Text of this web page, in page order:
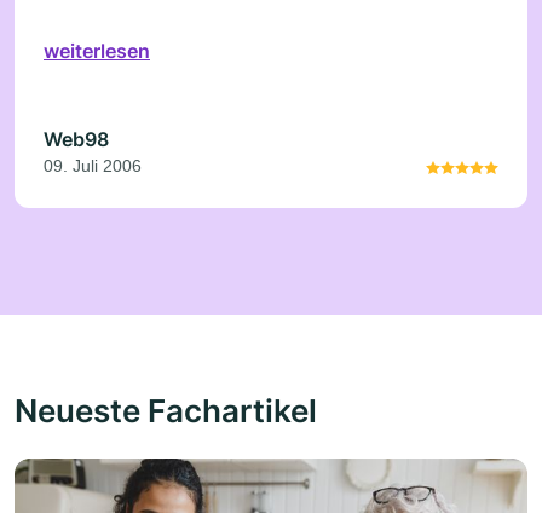
weiterlesen
Web98
09. Juli 2006
Neueste Fachartikel